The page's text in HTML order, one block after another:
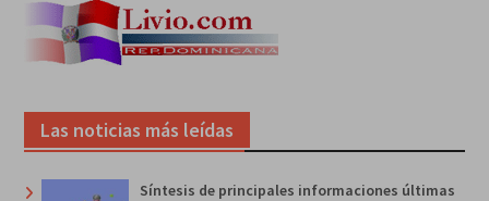
Las noticias más leídas
Síntesis de principales informaciones últimas